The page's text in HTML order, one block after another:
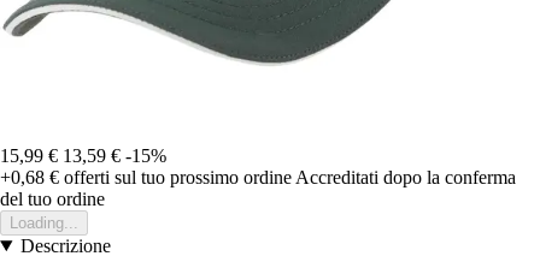
15,99 € 13,59 € -15%
+0,68 € offerti sul tuo prossimo ordine Accreditati dopo la conferma
del tuo ordine
Loading...
Descrizione